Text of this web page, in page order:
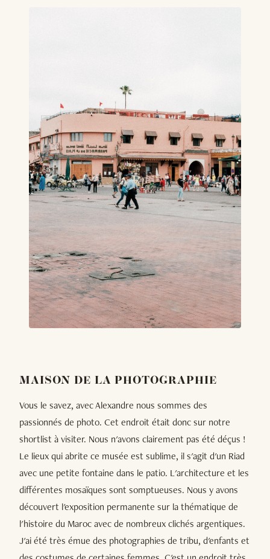
MAISON DE LA PHOTOGRAPHIE
Vous le savez, avec Alexandre nous sommes des
passionnés de photo. Cet endroit était donc sur notre
shortlist à visiter. Nous n'avons clairement pas été déçus !
Le lieux qui abrite ce musée est sublime, il s'agit d'un Riad
avec une petite fontaine dans le patio. L'architecture et les
différentes mosaïques sont somptueuses. Nous y avons
découvert l'exposition permanente sur la thématique de
l'histoire du Maroc avec de nombreux clichés argentiques.
J'ai été très émue des photographies de tribu, d'enfants et